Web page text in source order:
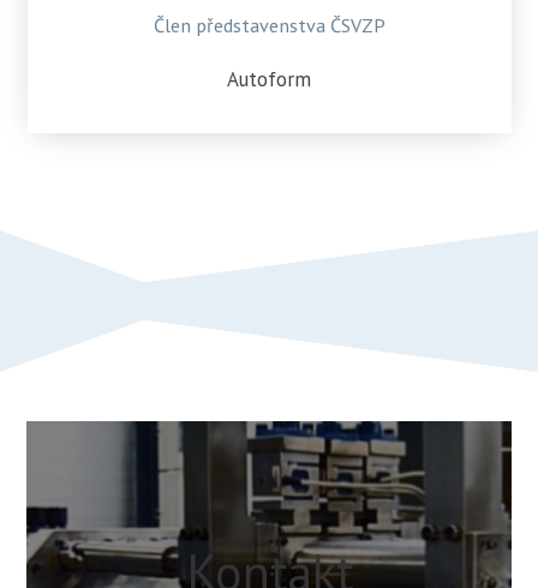
Člen představenstva ČSVZP
Autoform
Kontakt